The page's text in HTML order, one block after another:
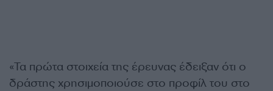
«Τα πρώτα στοιχεία της έρευνας έδειξαν ότι ο
δράστης χρησιμοποιούσε στο προφίλ του στο